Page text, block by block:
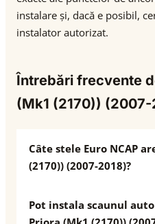
instalare și, dacă e posibil,
instalator autorizat.
Întrebări frecvente
(Mk1 (2170)) (2007-
Câte stele Euro NCAP
(2170)) (2007-2018)?
Pot instala scaunul auto